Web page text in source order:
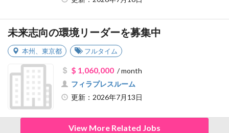
未来志向の環境リーダーを募集中
本州 東京都 フルタイム
$ 1,060,000/ month
フィラプレスルーム
更新：2026年7月13日
View More Related Jobs